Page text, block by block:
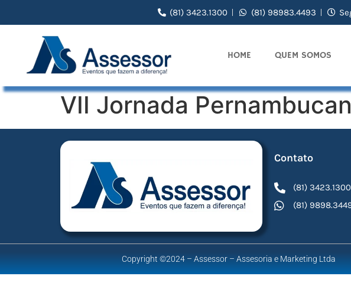
(81) 3423.1300 (81) 98983.4493
HOME QUEM SOMOS
VII Jornada
Contato
(81) 3423.1300
(81)
Copyright ©2024 – Assessor – Assesoria e Marketing Ltda